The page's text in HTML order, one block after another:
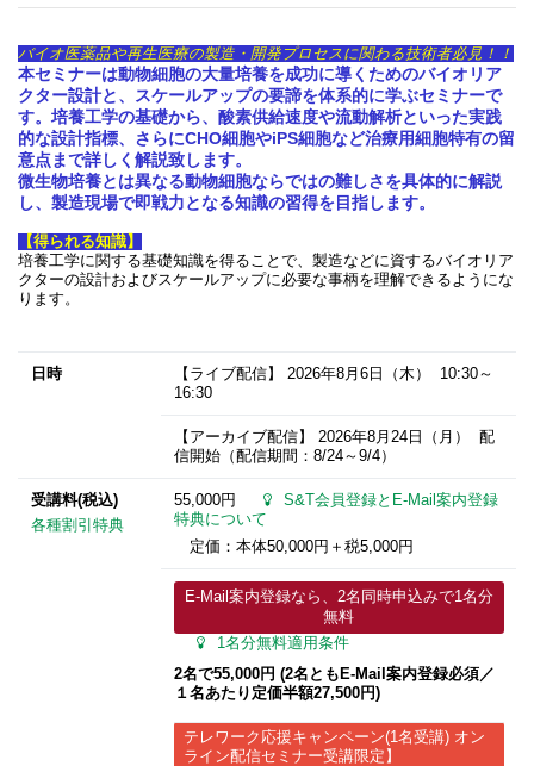
バイオ医薬品や再生医療の製造・開発プロセスに関わる技術者必見！！
本セミナーは動物細胞の大量培養を成功に導くためのバイオリア
クター設計と、スケールアップの要諦を体系的に学ぶセミナーで
す。培養工学の基礎から、酸素供給速度や流動解析といった実践
的な設計指標、さらにCHO細胞やiPS細胞など治療用細胞特有の留
意点まで詳しく解説致します。
微生物培養とは異なる動物細胞ならではの難しさを具体的に解説
し、製造現場で即戦力となる知識の習得を目指します。
【得られる知識】
培養工学に関する基礎知識を得ることで、製造などに資するバイオリア
クターの設計およびスケールアップに必要な事柄を理解できるようにな
ります。
日時 【ライブ配信】 2026年8月6日
（木） 10:30～
16:30
【アーカイブ配信】 2026年8月24日
（月） 配
信開始（配信期間：8/24～9/4）
受講料(税込)
各種割引特典
55,000円
S&T会員登録とE-Mail案内登録
特典について
定価：本体50,000円＋税5,000円
E-Mail案内登録なら、2名同時申込みで1名分
無料
1名分無料適用条件
2名で55,000円 (2名ともE-Mail案内登録必須／
１名あたり定価半額27,500円)
テレワーク応援キャンペーン(1名受講) オン
ライン配信セミナー受講限定】